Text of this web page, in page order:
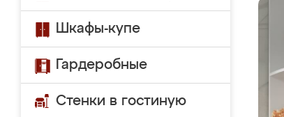
Шкафы-купе
Гардеробные
Стенки в гостиную